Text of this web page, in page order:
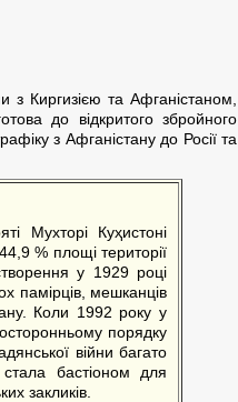
з Киргизією та Афганістаном,
до відкритого збройного
з Афганістану до Росії та
Мухторі Куҳистоні
% площі території
у 1929 році
памірців, мешканців
Коли 1992 року у
порядку
війни багато
бастіоном для
закликів.